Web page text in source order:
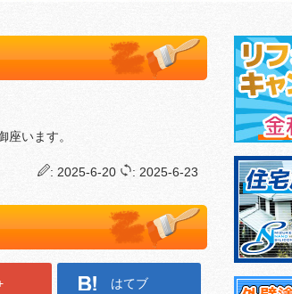
います。
: 2025-6-20 : 2025-6-23
はてブ